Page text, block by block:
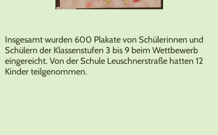
Insgesamt wurden 600 Plakate von Schülerinnen und
Schülern der Klassenstufen 3 bis 9 beim Wettbewerb
eingereicht. Von der Schule Leuschnerstraße hatten 12
Kinder teilgenommen.